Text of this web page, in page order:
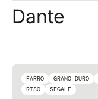
Dante
FARRO GRANO DURO
RISO
SEGALE